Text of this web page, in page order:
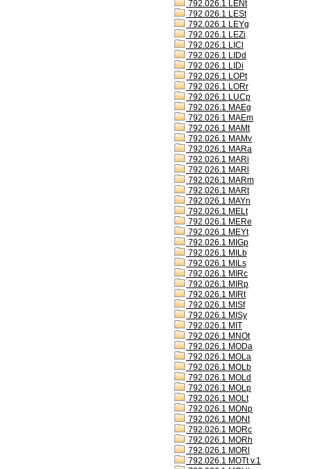
792.026.1 LENt
792.026.1 LESt
792.026.1 LEYg
792.026.1 LEZi
792.026.1 LICl
792.026.1 LIDd
792.026.1 LIDi
792.026.1 LOPt
792.026.1 LORr
792.026.1 LUCp
792.026.1 MAEg
792.026.1 MAEm
792.026.1 MAMt
792.026.1 MAMv
792.026.1 MARa
792.026.1 MARi
792.026.1 MARl
792.026.1 MARm
792.026.1 MARt
792.026.1 MAYn
792.026.1 MELt
792.026.1 MERe
792.026.1 MEYt
792.026.1 MIGp
792.026.1 MILb
792.026.1 MILs
792.026.1 MIRc
792.026.1 MIRp
792.026.1 MIRt
792.026.1 MISf
792.026.1 MISy
792.026.1 MIT
792.026.1 MNOt
792.026.1 MODa
792.026.1 MOLa
792.026.1 MOLb
792.026.1 MOLd
792.026.1 MOLp
792.026.1 MOLt
792.026.1 MONp
792.026.1 MONt
792.026.1 MORc
792.026.1 MORh
792.026.1 MORl
792.026.1 MOTt v.1